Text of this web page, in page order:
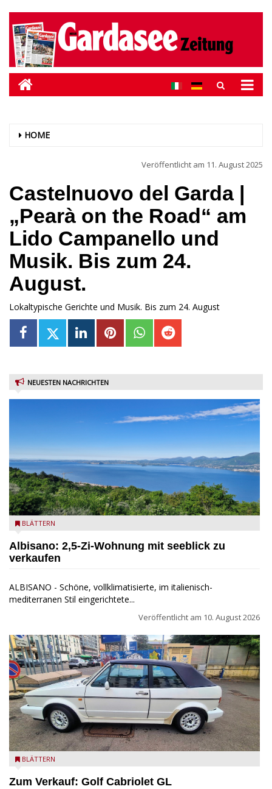
HOME
Veröffentlicht am 11. August 2025
Castelnuovo del Garda |
„Pearà on the Road“ am
Lido Campanello und
Musik. Bis zum 24.
August.
Lokaltypische Gerichte und Musik. Bis zum 24. August
NEUESTEN NACHRICHTEN
Seeblick
BLÄTTERN
Albisano: 2,5-Zi-Wohnung mit seeblick zu
verkaufen
ALBISANO - Schöne, vollklimatisierte, im italienisch-
mediterranen Stil eingerichtete...
Veröffentlicht am 10. August 2026
Golf Cabriolet zu verkaufen
BLÄTTERN
Zum Verkauf: Golf Cabriolet GL